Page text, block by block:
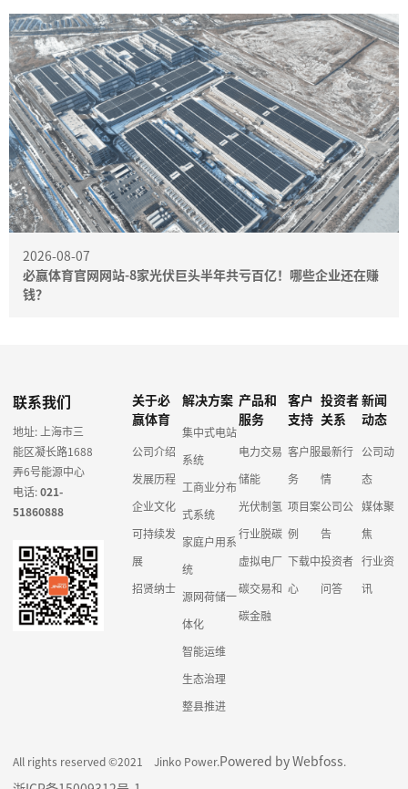
2026-08-07
必赢体育官网网站-8家光伏巨头半年共亏百亿！哪些企业还在赚
钱？
联系我们
地址: 上海市三
能区凝长路1688
弄6号能源中心
电话:021-
51860888
关于必
赢体育
公司介绍
发展历程
企业文化
可持续发
展
招贤纳士
解决方案
集中式电站
系统
工商业分布
式系统
家庭户用系
统
源网荷储一
体化
智能运维
生态治理
整县推进
产品和
服务
电力交易
储能
光伏制氢
行业脱碳
虚拟电厂
碳交易和
碳金融
客户
支持
客户服
务
项目案
例
下载中
心
投资者
关系
最新行
情
公司公
告
投资者
问答
新闻
动态
公司动
态
媒体聚
焦
行业资
讯
All rights reserved ©2021 Jinko Power.Powered by Webfoss.